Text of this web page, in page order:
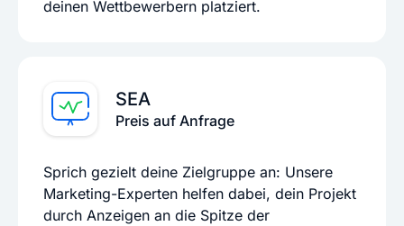
deinen Wettbewerbern platziert.
SEA
Preis auf Anfrage
Sprich gezielt deine Zielgruppe an: Unsere
Marketing-Experten helfen dabei, dein Projekt
durch Anzeigen an die Spitze der